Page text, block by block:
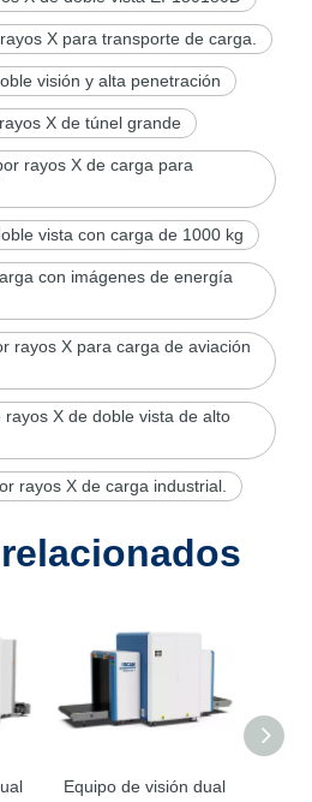
X para transporte de carga.
visión y alta penetración
X de túnel grande
rayos X de carga para
vista con carga de 1000 kg
con imágenes de energía
rayos X para carga de aviación
X de doble vista de alto
rayos X de carga industrial.
Equipo de visión dual